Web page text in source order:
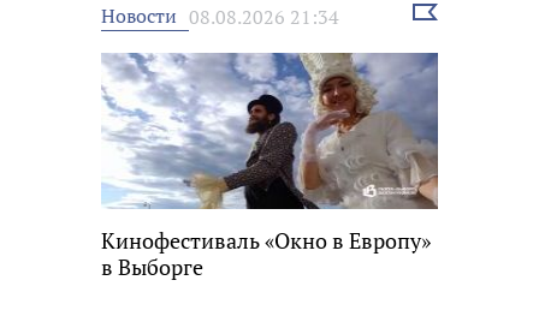
Новости 08.08.2026 21:34
Выбрать
Кинофестиваль «Окно в Европу»
в Выборге